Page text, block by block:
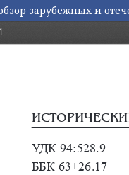
зарубежных и